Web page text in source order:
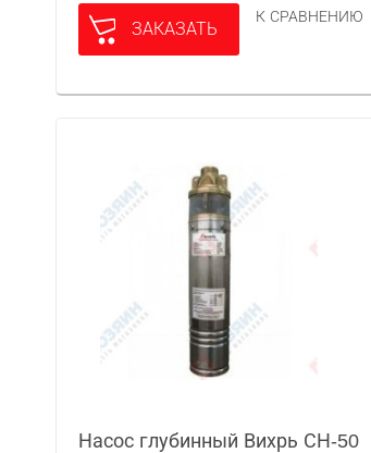
ЗАКАЗАТЬ
К СРАВНЕНИЮ
Насос глубинный Вихрь СН-50